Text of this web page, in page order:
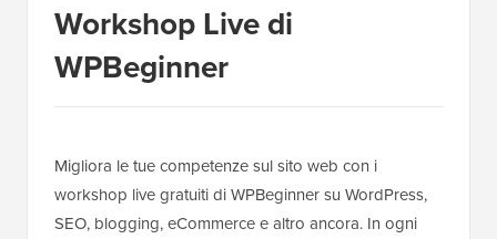
Workshop Live di
WPBeginner
Migliora le tue competenze sul sito web con i
workshop live gratuiti di WPBeginner su WordPress,
SEO, blogging, eCommerce e altro ancora. In ogni